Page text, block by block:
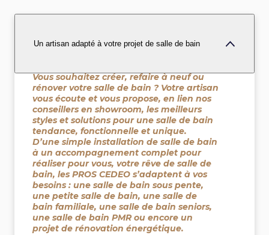
Un artisan adapté à votre projet de salle de bain
Vous souhaitez créer, refaire à neuf ou
rénover votre salle de bain ? Votre artisan
vous écoute et vous propose, en lien nos
conseillers en showroom, les meilleurs
styles et solutions pour une salle de bain
tendance, fonctionnelle et unique.
D’une simple installation de salle de bain
à un accompagnement complet pour
réaliser pour vous, votre rêve de salle de
bain, les PROS CEDEO s’adaptent à vos
besoins : une salle de bain sous pente,
une petite salle de bain, une salle de
bain familiale, une salle de bain seniors,
une salle de bain PMR ou encore un
projet de rénovation énergétique.